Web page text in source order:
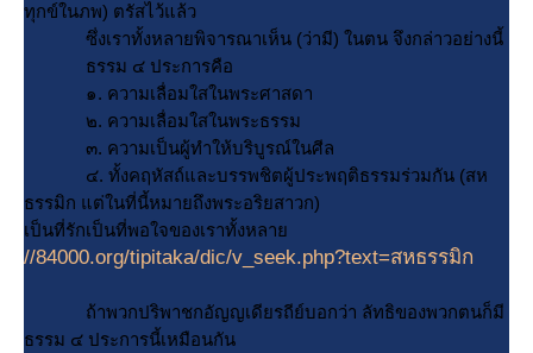
ทุกข์ในภพ) ตรัสไว้แล้ว
ซึ่งเราทั้งหลายพิจารณาเห็น (ว่ามี) ในตน จึงกล่าวอย่างนี้
ธรรม ๔ ประการคือ
๑. ความเลื่อมใสในพระศาสดา
๒. ความเลื่อมใสในพระธรรม
๓. ความเป็นผู้ทำให้บริบูรณ์ในศีล
๔. ทั้งคฤหัสถ์และบรรพชิตผู้ประพฤติธรรมร่วมกัน (สห
ธรรมิก แต่ในที่นี้หมายถึงพระอริยสาวก)
เป็นที่รักเป็นที่พอใจของเราทั้งหลา
//84000.org/tipitaka/dic/v_seek.php?text=สหธรรมิก
ถ้าพวกปริพาชกอัญญเดียรถีย์บอกว่า ลัทธิของพวกตนก็มี
ธรรม ๔ ประการนี้เหมือนกัน